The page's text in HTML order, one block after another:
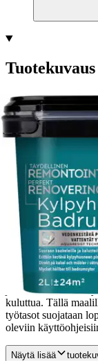
Tuotekuvaus
V33
kylpyhuonetilaan
paneeleihin, oviin,
ovat
laminaattia,
metallia tai PVC-
tuotteen erityiset
kiinnittyy
käyttöä, mutta se
kaakelisaumat
telakaukalo, joka
levitetään 2
jälkeen. Pinta on
kuluttua. Tällä
työtasot suojataan
oleviin
Näytä lisää